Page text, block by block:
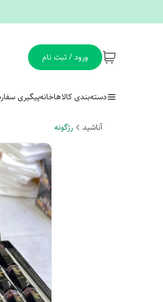
ورود / ثبت نام
دسته‌بندی کالاهاخانهپیگیری
آناشید رژگونه